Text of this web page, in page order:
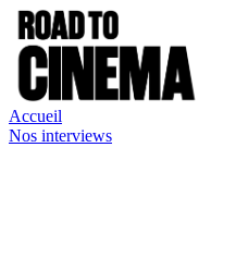
Accueil
Nos interviews